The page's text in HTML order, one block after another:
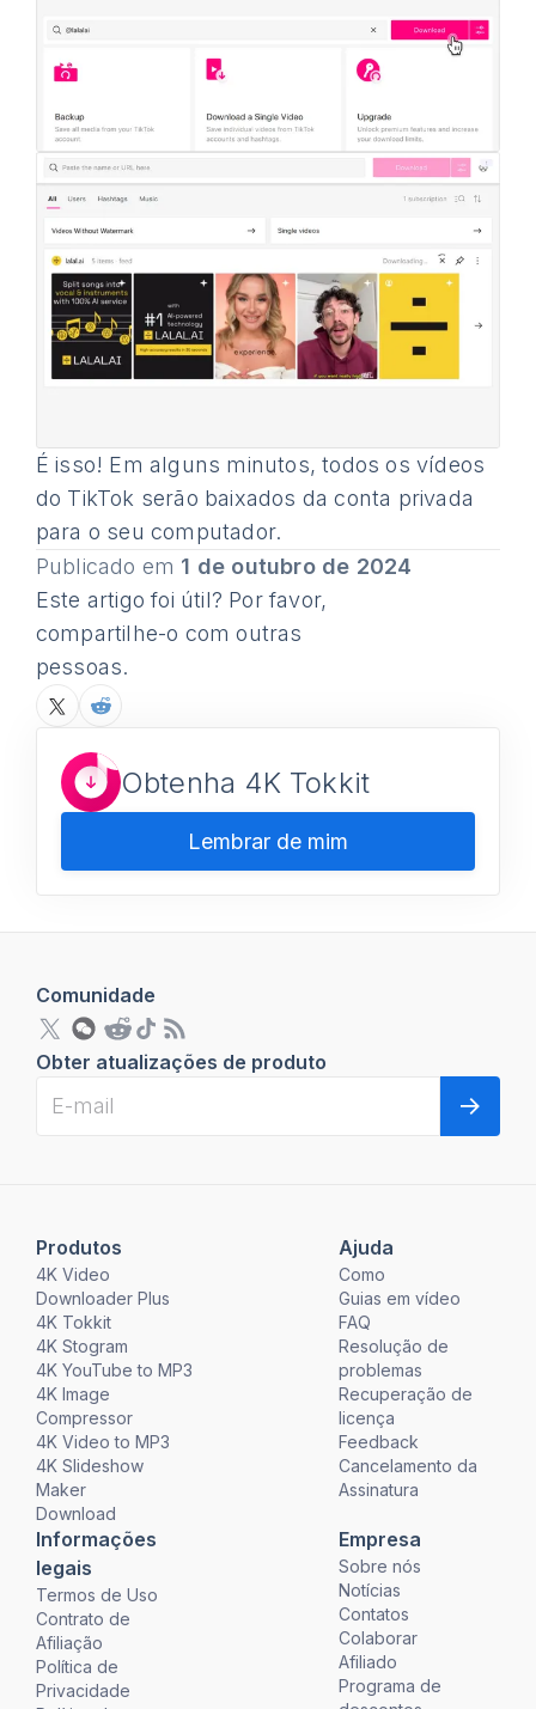
É isso! Em alguns minutos, todos os vídeos
do TikTok serão baixados da conta privada
para o seu computador.
Publicado em 1 de outubro de 2024
Este artigo foi útil? Por favor,
compartilhe-o com outras
pessoas.
Obtenha 4K Tokkit
Lembrar de mim
Produtos
4K Video
Downloader Plus
4K Tokkit
4K Stogram
4K YouTube to MP3
4K Image
Compressor
4K Video to MP3
4K Slideshow
Maker
Download
Ajuda
Como
Guias em vídeo
FAQ
Resolução de
problemas
Recuperação de
licença
Feedback
Cancelamento da
Assinatura
Informações
legais
Termos de Uso
Contrato de
Afiliação
Política de
Privacidade
Empresa
Sobre nós
Notícias
Contatos
Colaborar
Afiliado
Programa de
Comunidade
Obter atualizações de produto